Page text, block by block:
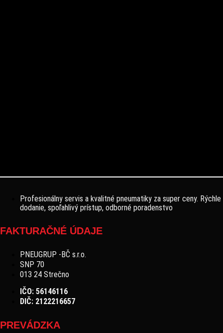
Profesionálny servis a kvalitné pneumatiky za super ceny. Rýchle
dodanie, spoľahlivý prístup, odborné poradenstvo
FAKTURAČNÉ ÚDAJE
PNEUGRUP -BČ s.r.o.
SNP 70
013 24 Strečno
IČO: 56146116
DIČ: 2122216657
PREVÁDZKA